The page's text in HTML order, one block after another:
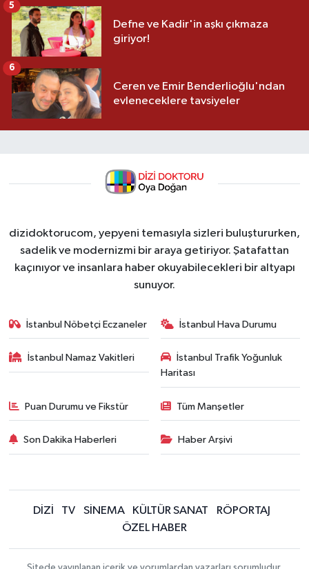
Defne ve Kadir'in aşkı çıkmaza
giriyor!
5
Ceren ve Emir Benderlioğlu'ndan
evleneceklere tavsiyeler
6
dizidoktorucom, yepyeni temasıyla sizleri buluştururken,
sadelik ve modernizmi bir araya getiriyor. Şatafattan
kaçınıyor ve insanlara haber okuyabilecekleri bir altyapı
sunuyor.
İstanbul Nöbetçi Eczaneler İstanbul Hava Durumu
İstanbul Namaz Vakitleri
İstanbul Trafik Yoğunluk
Haritası
Puan Durumu ve Fikstür Tüm Manşetler
Son Dakika Haberleri Haber Arşivi
DİZİ TV SİNEMA KÜLTÜR SANAT
RÖPORTAJ
ÖZEL HABER